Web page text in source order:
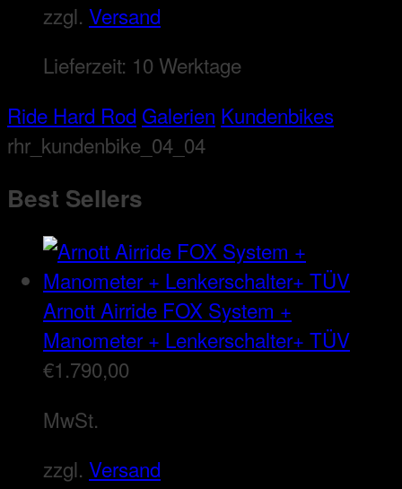
zzgl. Versand
Lieferzeit: 10 Werktage
Ride Hard Rod Galerien Kundenbikes
rhr_kundenbike_04_04
Best Sellers
Arnott Airride FOX System +
Manometer + Lenkerschalter+ TÜV
€1.790,00
MwSt.
zzgl. Versand